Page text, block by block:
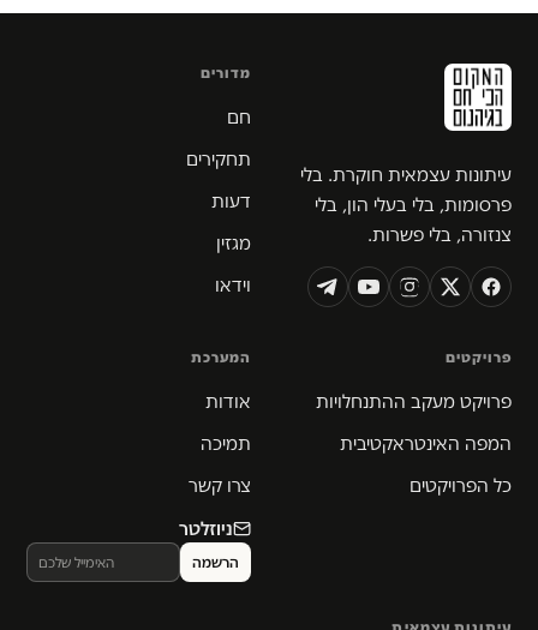
עיתונות עצמאית חוקרת. בלי
פרסומות, בלי בעלי הון, בלי
צנזורה, בלי פשרות.
מדורים
חם
תחקירים
דעות
מגזין
וידאו
פרויקטים
פרויקט מעקב ההתנחלויות
המפה האינטראקטיבית
כל הפרויקטים
המערכת
אודות
תמיכה
צרו קשר
ניוזלטר